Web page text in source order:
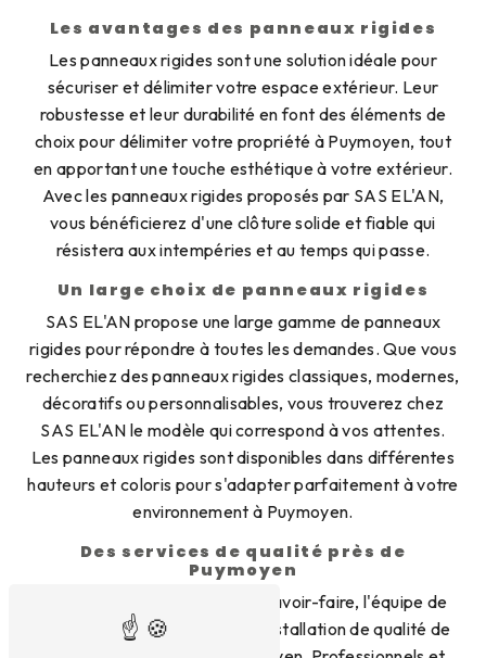
Les avantages des panneaux rigides
Les panneaux rigides sont une solution idéale pour
sécuriser et délimiter votre espace extérieur. Leur
robustesse et leur durabilité en font des éléments de
choix pour délimiter votre propriété à Puymoyen, tout
en apportant une touche esthétique à votre extérieur.
Avec les panneaux rigides proposés par SAS EL'AN,
vous bénéficierez d'une clôture solide et fiable qui
résistera aux intempéries et au temps qui passe.
Un large choix de panneaux rigides
SAS EL'AN propose une large gamme de panneaux
rigides pour répondre à toutes les demandes. Que vous
recherchiez des panneaux rigides classiques, modernes,
décoratifs ou personnalisables, vous trouverez chez
SAS EL'AN le modèle qui correspond à vos attentes.
Les panneaux rigides sont disponibles dans différentes
hauteurs et coloris pour s'adapter parfaitement à votre
environnement à Puymoyen.
Des services de qualité près de
Puymoyen
Grâce à son expertise et son savoir-faire, l'équipe de
SAS EL'AN vous garantit une installation de qualité de